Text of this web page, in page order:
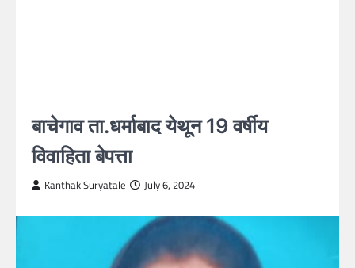
बाचेगाव ता.धर्माबाद येथून 19 वर्षीय
विवाहिता बेपत्ता
Kanthak Suryatale July 6, 2024